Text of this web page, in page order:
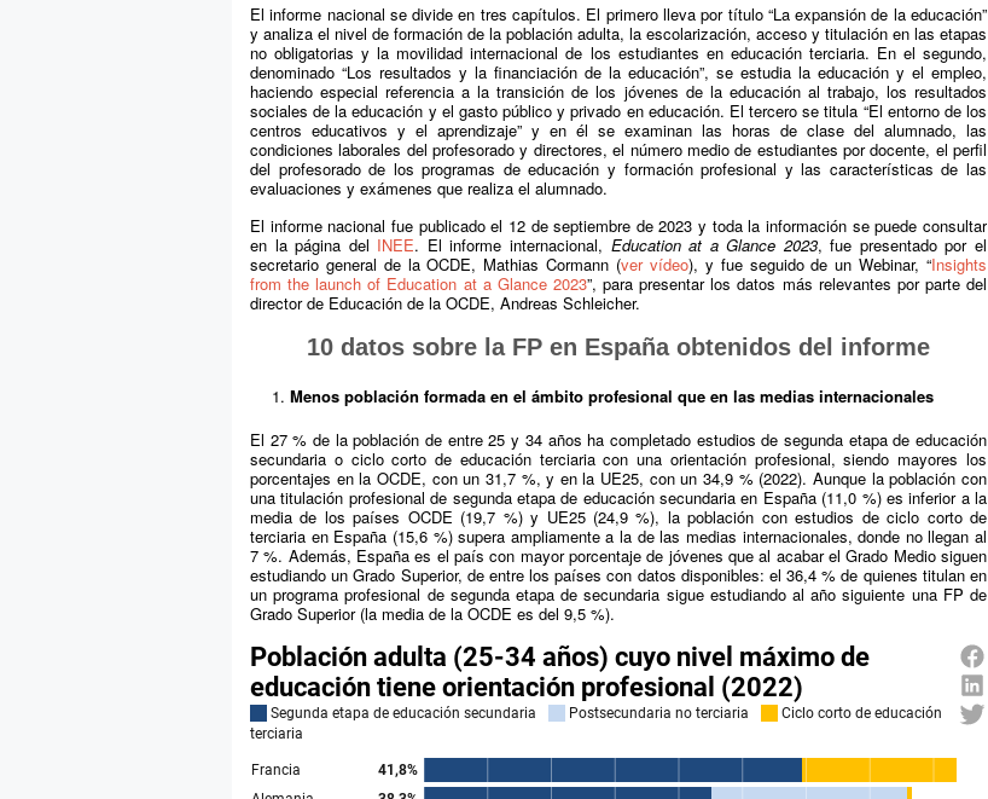
El informe nacional se divide en tres capítulos. El primero lleva por título “La expansión de la educación”
y analiza el nivel de formación de la población adulta, la escolarización, acceso y titulación en las etapas
no obligatorias y la movilidad internacional de los estudiantes en educación terciaria. En el segundo,
denominado “Los resultados y la financiación de la educación”, se estudia la educación y el empleo,
haciendo especial referencia a la transición de los jóvenes de la educación al trabajo, los resultados
sociales de la educación y el gasto público y privado en educación. El tercero se titula “El entorno de los
centros educativos y el aprendizaje” y en él se examinan las horas de clase del alumnado, las
condiciones laborales del profesorado y directores, el número medio de estudiantes por docente, el perfil
del profesorado de los programas de educación y formación profesional y las características de las
evaluaciones y exámenes que realiza el alumnado.
El informe nacional fue publicado el 12 de septiembre de 2023 y toda la información se puede consultar
en la página del INEE. El informe internacional, Education at a Glance 2023, fue presentado por el
secretario general de la OCDE, Mathias Cormann (ver vídeo), y fue seguido de un Webinar, “Insights
from the launch of Education at a Glance 2023”, para presentar los datos más relevantes por parte del
director de Educación de la OCDE, Andreas Schleicher.
10 datos sobre la FP en España obtenidos del informe
Menos población formada en el ámbito profesional que en las medias internacionales
El 27 % de la población de entre 25 y 34 años ha completado estudios de segunda etapa de educación
secundaria o ciclo corto de educación terciaria con una orientación profesional, siendo mayores los
porcentajes en la OCDE, con un 31,7 %, y en la UE25, con un 34,9 % (2022). Aunque la población con
una titulación profesional de segunda etapa de educación secundaria en España (11,0 %) es inferior a la
media de los países OCDE (19,7 %) y UE25 (24,9 %), la población con estudios de ciclo corto de
terciaria en España (15,6 %) supera ampliamente a la de las medias internacionales, donde no llegan al
7 %. Además, España es el país con mayor porcentaje de jóvenes que al acabar el Grado Medio siguen
estudiando un Grado Superior, de entre los países con datos disponibles: el 36,4 % de quienes titulan en
un programa profesional de segunda etapa de secundaria sigue estudiando al año siguiente una FP de
Grado Superior (la media de la OCDE es del 9,5 %).